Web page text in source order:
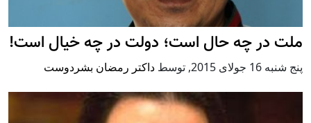
ملت در چه حال است؛ دولت در چه خیال است!
پنج شنبه 16 جولای 2015 , توسط داکتر رمضان بشردوست